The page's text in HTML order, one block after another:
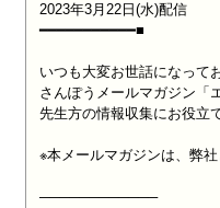
2023年3月22日(水)配信
━━━━━━━━━━━■
いつも大変お世話になって
さんぽうメールマガジン「
先生方の情報収集にお役立
※本メールマガジンは、弊
────────────